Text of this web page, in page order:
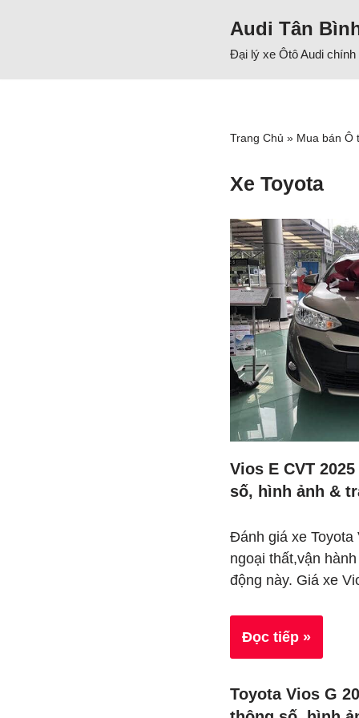
Audi Tân
Đại lý xe Ôtô Audi
Trang Chủ » Mua bán Ô
Xe Toyota
Vios E CVT
số, hình ảnh &
Đánh giá xe
ngoại thất,vận
động này. Giá xe
Đọc tiếp »
Toyota Vios G